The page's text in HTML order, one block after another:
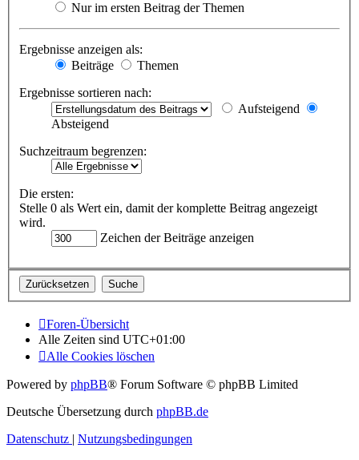
Nur im ersten Beitrag der Themen
Ergebnisse anzeigen als:
Beiträge
Themen
Ergebnisse sortieren nach:
Aufsteigend
Absteigend
Suchzeitraum begrenzen:
Die ersten:
Stelle 0 als Wert ein, damit der komplette Beitrag angezeigt
wird.
Zeichen der Beiträge anzeigen
Foren-Übersicht
Alle Zeiten sind UTC+01:00
Alle Cookies löschen
Powered by phpBB® Forum Software © phpBB Limited
Deutsche Übersetzung durch phpBB.de
Datenschutz | Nutzungsbedingungen